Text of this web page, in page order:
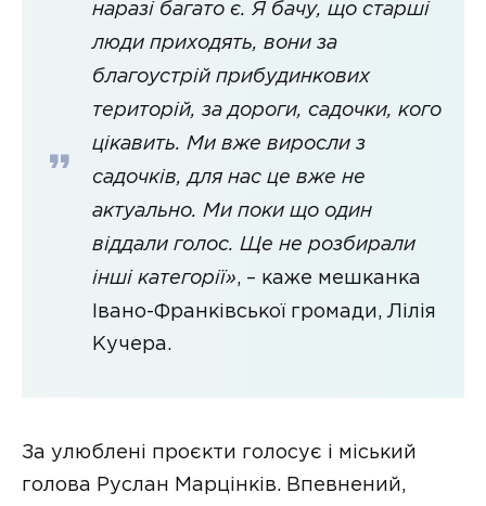
наразі багато є. Я бачу, що старші
люди приходять, вони за
благоустрій прибудинкових
територій, за дороги, садочки, кого
цікавить. Ми вже виросли з
садочків, для нас це вже не
актуально. Ми поки що один
віддали голос. Ще не розбирали
інші категорії», – каже мешканка
Івано-Франківської громади, Лілія
Кучера.
За улюблені проєкти голосує і міський
голова Руслан Марцінків. Впевнений,